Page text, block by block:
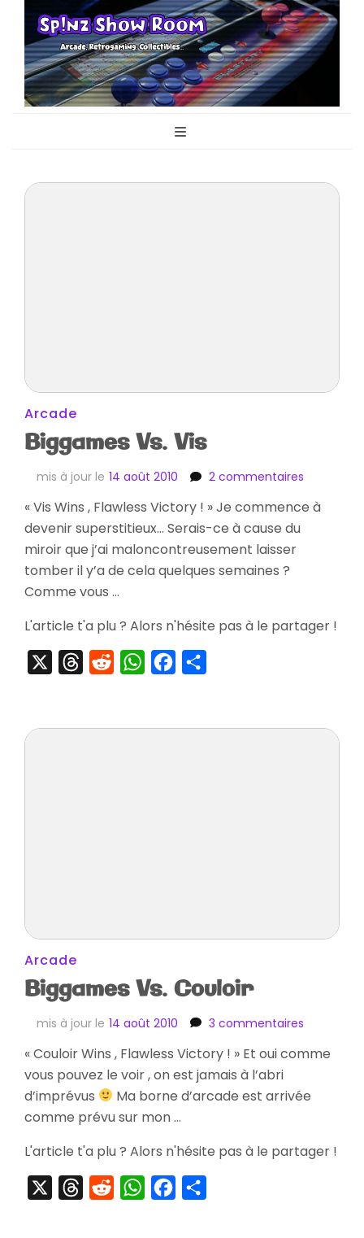
Sp!nz Show
Room
Arcade
Biggames Vs. Vis
mis à jour le 14 août 2010 2 commentaires
Vs.
« Vis Wins , Flawless Victory ! » Je commence à
devenir superstitieux… Serais-ce à cause du
miroir que j’ai maloncontreusement laisser
tomber il y’a de cela quelques semaines ?
Comme vous …
L'article t'a plu ? Alors n'hésite pas à le partager !
ThreadsRedditWhatsAppFacebook
Arcade
Biggames Vs. Couloir
mis à jour le 14 août 2010 3 commentaires
Vs.
« Couloir Wins , Flawless Victory ! » Et oui comme
vous pouvez le voir , on est jamais à l’abri
d’imprévus
Ma borne d’arcade est arrivée
comme prévu sur mon …
L'article t'a plu ? Alors n'hésite pas à le partager !
ThreadsRedditWhatsAppFacebook